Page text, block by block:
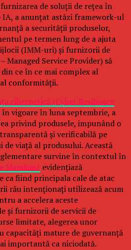
de soluții de rețea în
IA, a anunțat astăzi framework-ul
a securității produselor,
pe termen lung de a ajuta
(IMM-uri) și furnizorii de
Managed Service Provider) să
ce în ce mai complex al
conformității.
cibernetică (Cyber Resilience
vigoare în luna septembrie, a
privind produsele, impunând o
și verificabilă pe
viață al produsului. Această
survine în contextul în
Mandiant evidențiază
fiind principala cale de atac
rău intenționați utilizează acum
a accelera aceste
și furnizorii de servicii de
limitate, alegerea unor
capacități mature de guvernanță
importantă ca niciodată.